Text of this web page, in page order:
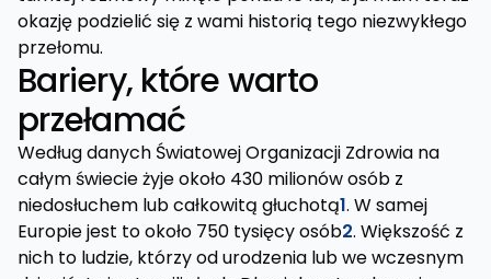
okazję podzielić się z wami historią tego niezwykłego
przełomu.
Bariery, które warto
przełamać
Według danych Światowej Organizacji Zdrowia na
całym świecie żyje około 430 milionów osób z
niedosłuchem lub całkowitą głuchotą1. W samej
Europie jest to około 750 tysięcy osób2. Większość z
nich to ludzie, którzy od urodzenia lub we wczesnym